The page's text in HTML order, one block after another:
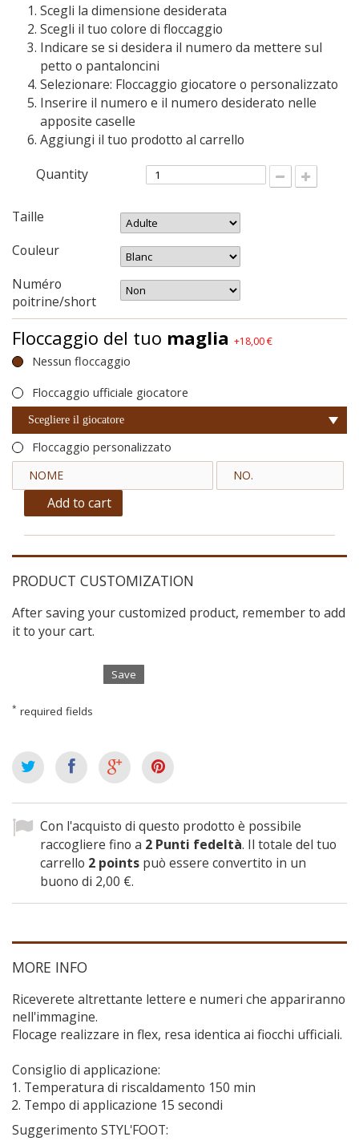
Scegli la dimensione desiderata
Scegli il tuo colore di floccaggio
Indicare se si desidera il numero da mettere sul
petto o pantaloncini
Selezionare: Floccaggio giocatore o personalizzato
Inserire il numero e il numero desiderato nelle
apposite caselle
Aggiungi il tuo prodotto al carrello
Quantity
Taille
Couleur
Numéro
poitrine/short
Floccaggio del tuo maglia +18,00 €
Nessun floccaggio
Floccaggio ufficiale giocatore
Scegliere il giocatore
Floccaggio personalizzato
Add to cart
PRODUCT CUSTOMIZATION
After saving your customized product, remember to add
it to your cart.
Save
* required fields
Con l'acquisto di questo prodotto è possibile
raccogliere fino a 2 Punti fedeltà. Il totale del tuo
carrello 2 points può essere convertito in un
buono di 2,00 €.
MORE INFO
Riceverete altrettante lettere e numeri che appariranno
nell'immagine.
Flocage realizzare in flex, resa identica ai fiocchi ufficiali.
Consiglio di applicazione:
Temperatura di riscaldamento 150 min
Tempo di applicazione 15 secondi
Suggerimento STYL'FOOT: